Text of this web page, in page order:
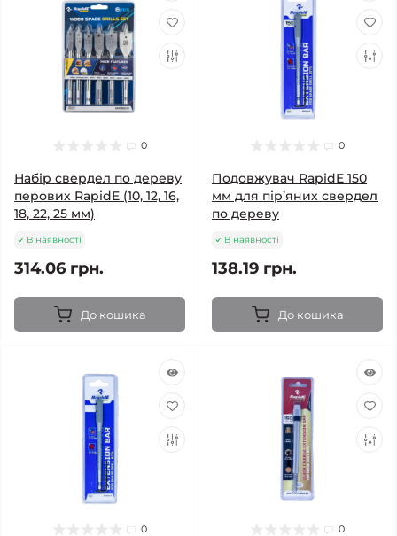
0
Набір свердел по дереву
перових RapidE (10, 12, 16,
18, 22, 25 мм)
В наявності
314.06 грн.
До кошика
0
Подовжувач RapidE 150
мм для пір’яних свердел
по дереву
В наявності
138.19 грн.
До кошика
0 0